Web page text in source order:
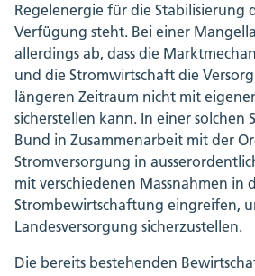
Regelenergie für die Stabilisierung
Verfügung steht. Bei einer
allerdings ab, dass die
und die Stromwirtschaft die
längeren Zeitraum nicht mit
sicherstellen kann. In einer solchen
Bund in Zusammenarbeit mit der
Stromversorgung in
mit verschiedenen Massnahmen in
Strombewirtschaftung eingreifen,
Landesversorgung sicherzustellen.
Die bereits bestehenden